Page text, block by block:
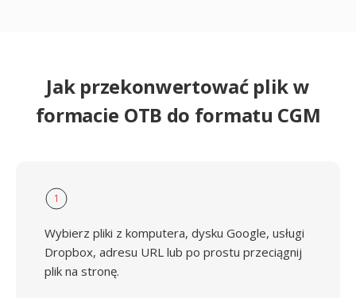
Jak przekonwertować plik w
formacie OTB do formatu CGM
1
Wybierz pliki z komputera, dysku Google, usługi
Dropbox, adresu URL lub po prostu przeciągnij
plik na stronę.